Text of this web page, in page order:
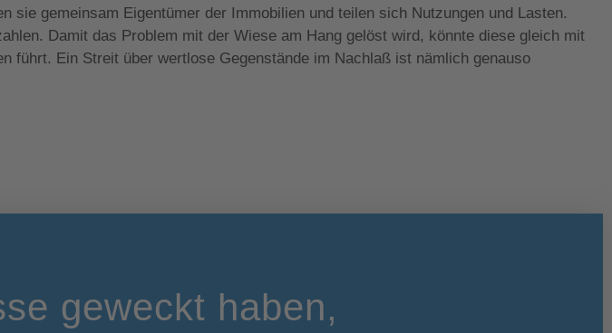
sie gemeinsam Eigentümer der Immobilien und teilen sich Nutzungen und Lasten.
Damit das Problem mit der Wiese am Hang gelöst wird, könnte diese gleich mit
führt. Ein Streit über wertlose Gegenstände im Nachlaß ist nämlich genauso
geweckt haben,